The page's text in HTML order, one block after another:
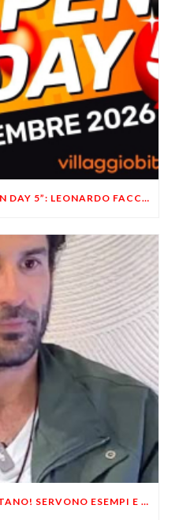
VILLAGGIO BITCOIN, “OPEN DAY 5”: LEONARDO FACCO OSPITE A BRESCIA
LIBERTÀ, LE IDEE NON BASTANO! SERVONO ESEMPI E UN PO’ DI COERENZA